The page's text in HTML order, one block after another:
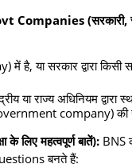
(सरकारी,
में है, या सरकार द्वारा किसी
या राज्य अधिनियम द्वारा
company) की
के लिए महत्वपूर्ण बातें): BNS
बनते हैं: